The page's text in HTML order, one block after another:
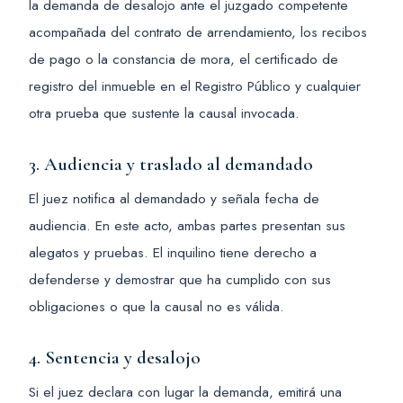
la demanda de desalojo ante el juzgado competente
acompañada del contrato de arrendamiento, los recibos
de pago o la constancia de mora, el certificado de
registro del inmueble en el Registro Público y cualquier
otra prueba que sustente la causal invocada.
3. Audiencia y traslado al demandado
El juez notifica al demandado y señala fecha de
audiencia. En este acto, ambas partes presentan sus
alegatos y pruebas. El inquilino tiene derecho a
defenderse y demostrar que ha cumplido con sus
obligaciones o que la causal no es válida.
4. Sentencia y desalojo
Si el juez declara con lugar la demanda, emitirá una